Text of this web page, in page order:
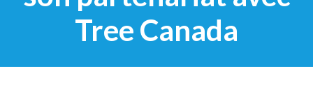
Tree Canada